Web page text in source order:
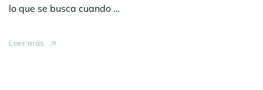
lo que se busca cuando …
Leer más